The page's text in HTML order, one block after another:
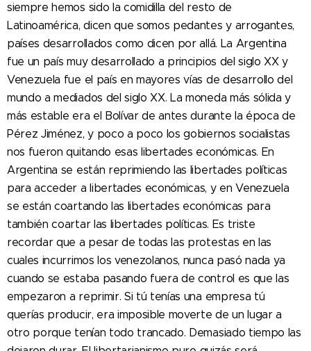
siempre hemos sido la comidilla del resto de
Latinoamérica, dicen que somos pedantes y arrogantes,
países desarrollados como dicen por allá. La Argentina
fue un país muy desarrollado a principios del siglo XX y
Venezuela fue el país en mayores vías de desarrollo del
mundo a mediados del siglo XX. La moneda más sólida y
más estable era el Bolívar de antes durante la época de
Pérez Jiménez, y poco a poco los gobiernos socialistas
nos fueron quitando esas libertades económicas. En
Argentina se están reprimiendo las libertades políticas
para acceder a libertades económicas, y en Venezuela
se están coartando las libertades económicas para
también coartar las libertades políticas. Es triste
recordar que a pesar de todas las protestas en las
cuales incurrimos los venezolanos, nunca pasó nada ya
cuando se estaba pasando fuera de control es que las
empezaron a reprimir. Si tú tenías una empresa tú
querías producir, era imposible moverte de un lugar a
otro porque tenían todo trancado. Demasiado tiempo las